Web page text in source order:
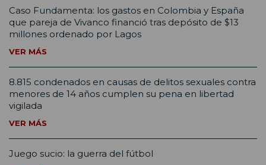
Caso Fundamenta: los gastos en Colombia y España
que pareja de Vivanco financió tras depósito de $13
millones ordenado por Lagos
VER MÁS
8.815 condenados en causas de delitos sexuales contra
menores de 14 años cumplen su pena en libertad
vigilada
VER MÁS
Juego sucio: la guerra del fútbol